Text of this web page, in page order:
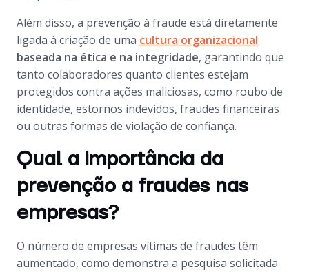
Além disso, a prevenção à fraude está diretamente
ligada à criação de uma cultura organizacional
baseada na ética e na integridade, garantindo que
tanto colaboradores quanto clientes estejam
protegidos contra ações maliciosas, como roubo de
identidade, estornos indevidos, fraudes financeiras
ou outras formas de violação de confiança.
Qual a importância da
prevenção a fraudes nas
empresas?
O número de empresas vítimas de fraudes têm
aumentado, como demonstra a pesquisa solicitada